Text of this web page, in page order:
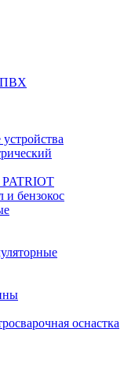
ПВХ
PATRIOT
и бензокос
оснастка